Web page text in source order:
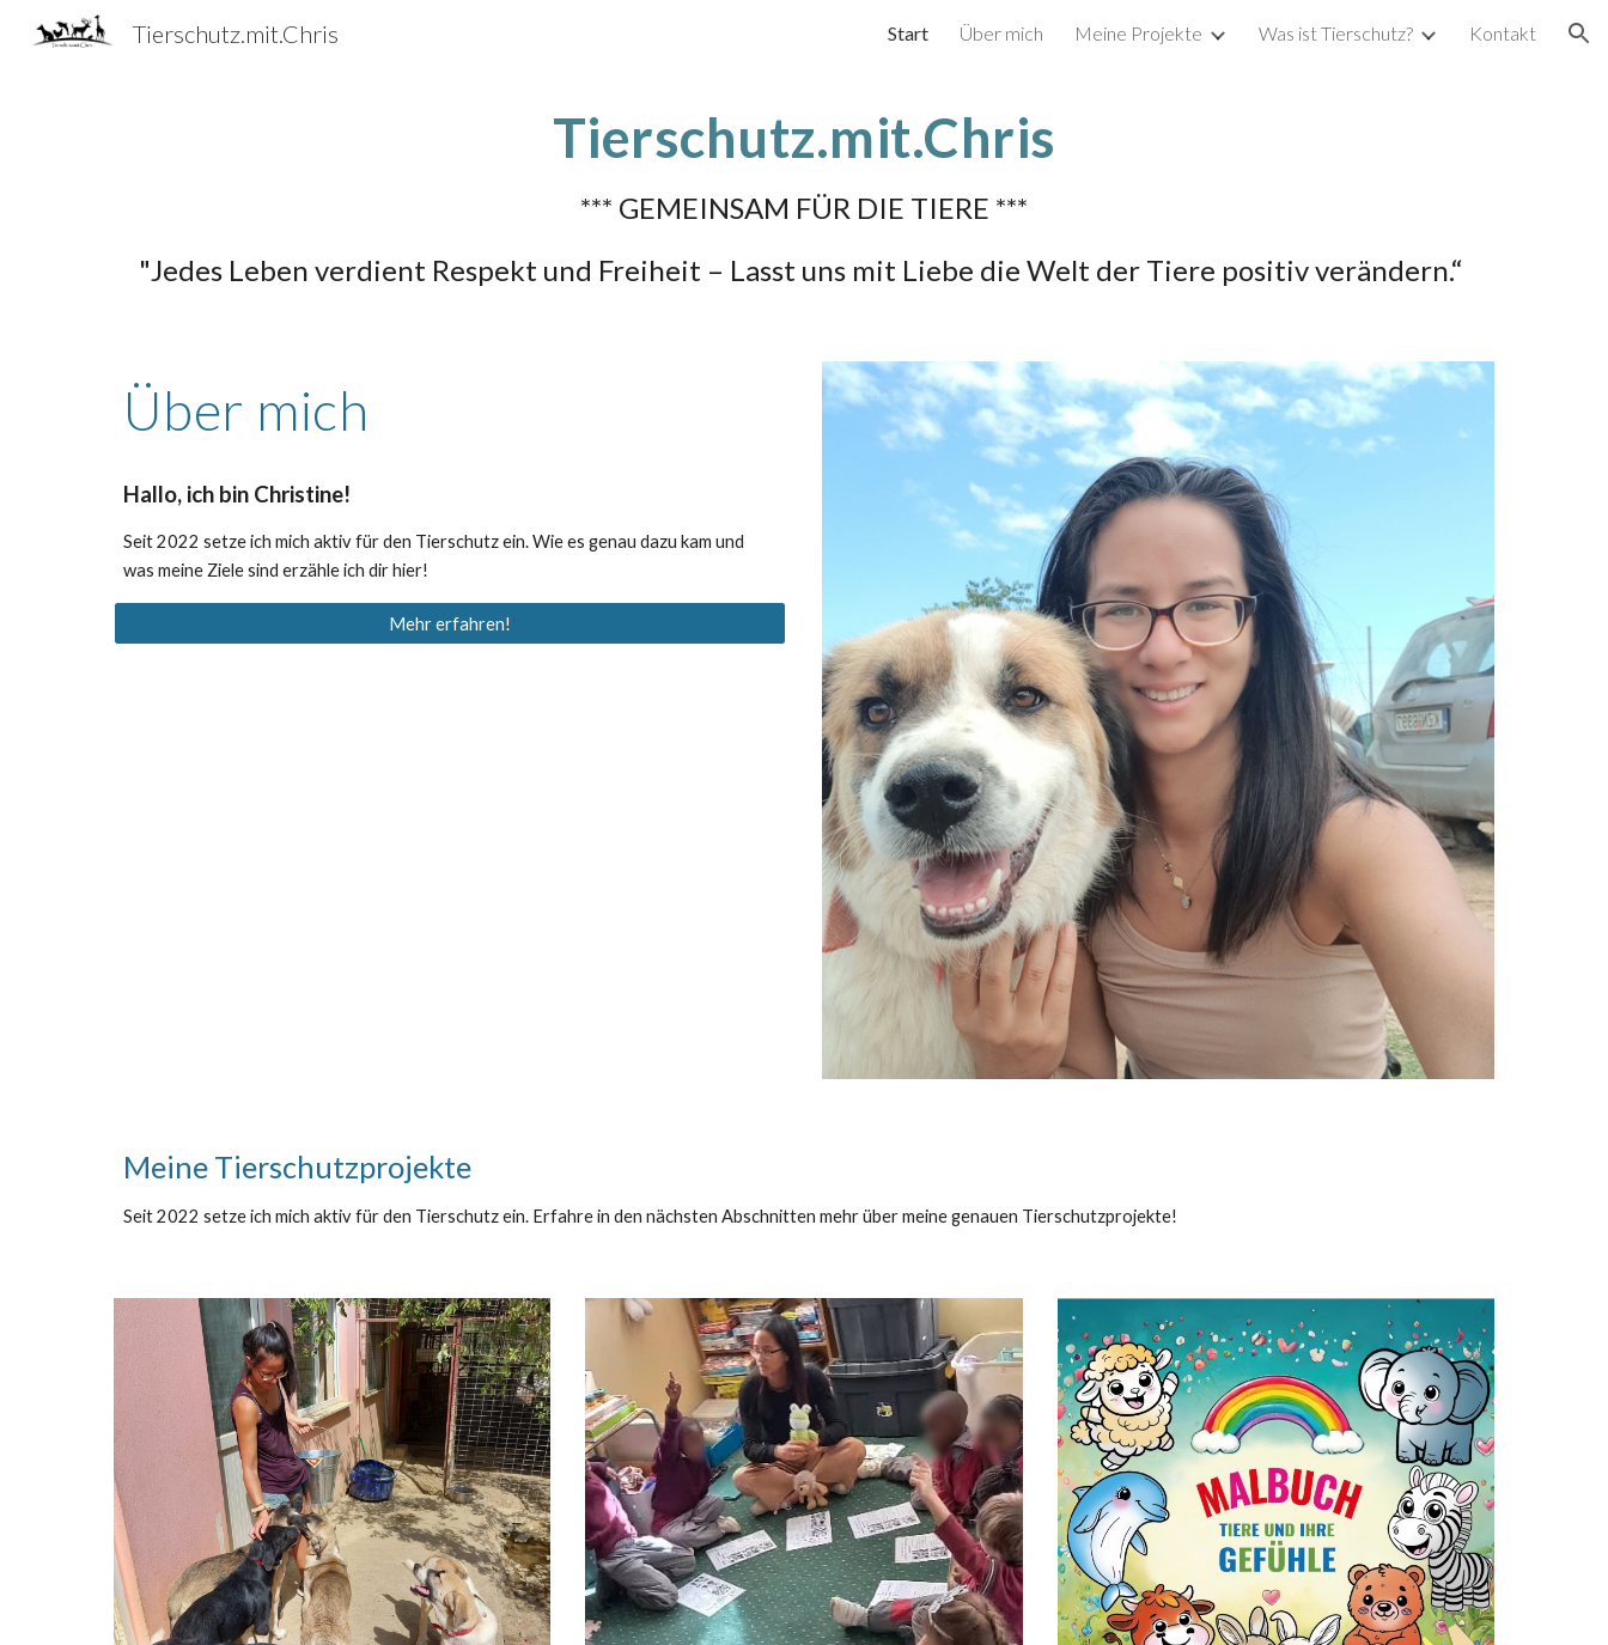
Skip to navigation
Tierschutz.mit.Chris Start Über mich Meine Projekte Was ist Tierschutz? Kontakt
Tierschutz.mit.Chris
*** GEMEINSAM FÜR DIE TIERE ***
"Jedes Leben verdient Respekt und Freiheit – Lasst uns mit Liebe die Welt der Tiere positiv verändern.“
Über mich
Hallo, ich bin Christine!
Seit 2022 setze ich mich aktiv für den Tierschutz ein. Wie es genau dazu kam und
was meine Ziele sind erzähle ich dir hier!
Mehr erfahren!
Meine Tierschutzprojekte
Seit 2022 setze ich mich aktiv für den Tierschutz ein. Erfahre in den nächsten Abschnitten mehr über meine genauen Tierschutzprojekte!